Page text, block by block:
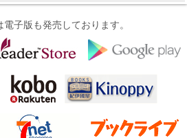
子版も発売しております。